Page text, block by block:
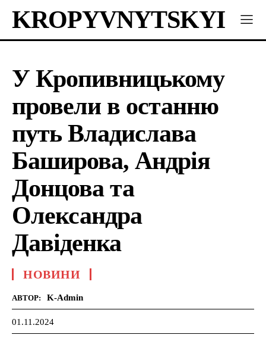
KROPYVNYTSKYI
У Кропивницькому
провели в останню
путь Владислава
Баширова, Андрія
Донцова та
Олександра
Давіденка
НОВИНИ
АВТОР: K-Admin
01.11.2024